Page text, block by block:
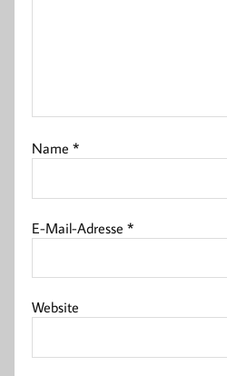
Name*
E-Mail-Adresse*
Website